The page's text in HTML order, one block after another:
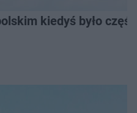
kiedyś było